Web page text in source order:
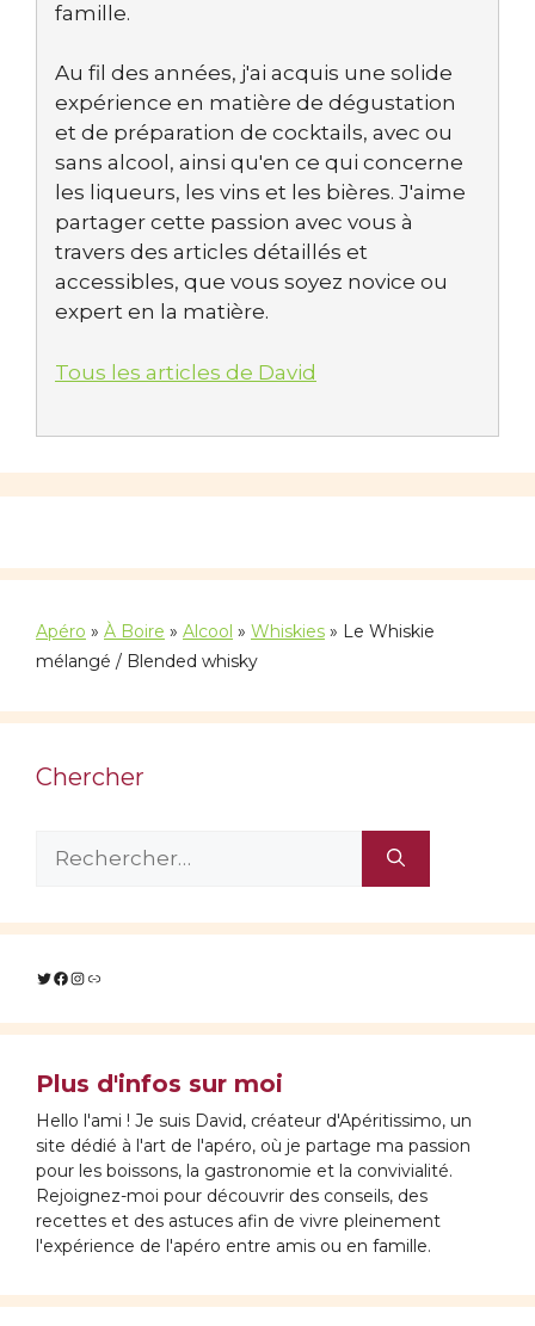
famille.
Au fil des années, j'ai acquis une solide
expérience en matière de dégustation
et de préparation de cocktails, avec ou
sans alcool, ainsi qu'en ce qui concerne
les liqueurs, les vins et les bières. J'aime
partager cette passion avec vous à
travers des articles détaillés et
accessibles, que vous soyez novice ou
expert en la matière.
Tous les articles de David
Apéro » À Boire » Alcool » Whiskies » Le Whiskie
mélangé / Blended whisky
Chercher
Rechercher :
Twitter
Facebook
Instagram
Lien
Plus d'infos sur moi
Hello l'ami ! Je suis David, créateur d'Apéritissimo, un
site dédié à l'art de l'apéro, où je partage ma passion
pour les boissons, la gastronomie et la convivialité.
Rejoignez-moi pour découvrir des conseils, des
recettes et des astuces afin de vivre pleinement
l'expérience de l'apéro entre amis ou en famille.